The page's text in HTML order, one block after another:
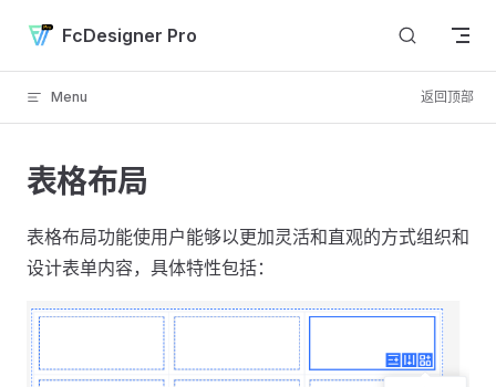
Skip to content
FcDesigner Pro
Menu 返回顶部
表格布局
表格布局功能使用户能够以更加灵活和直观的方式组织和
设计表单内容，具体特性包括：